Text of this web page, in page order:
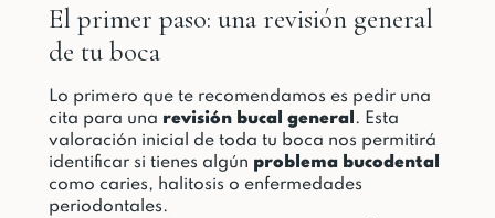
El primer paso: una revisión general
de tu boca
Lo primero que te recomendamos es pedir una
cita para una revisión bucal general . Esta
valoración inicial de toda tu boca nos permitirá
identificar si tienes algún problema bucodental
como caries, halitosis o enfermedades
periodontales.